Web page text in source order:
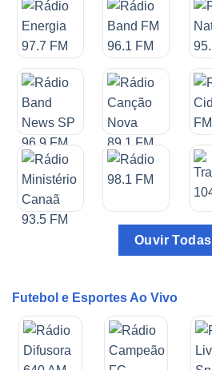
Ouvir Todas
Futebol e Esportes Ao Vivo